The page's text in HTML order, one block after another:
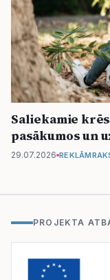
Saliekamie
pasākumos un
29.07.2026
PROJEKTA